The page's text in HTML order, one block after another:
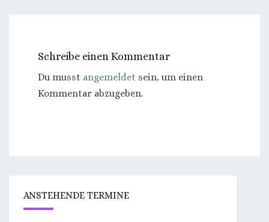
Schreibe einen Kommentar
Du musst angemeldet sein, um einen
Kommentar abzugeben.
ANSTEHENDE TERMINE